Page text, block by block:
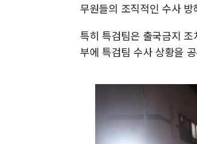
무원들의 조직적인 수사
특히 특검팀은 출국금지
부에 특검팀 수사 상황을